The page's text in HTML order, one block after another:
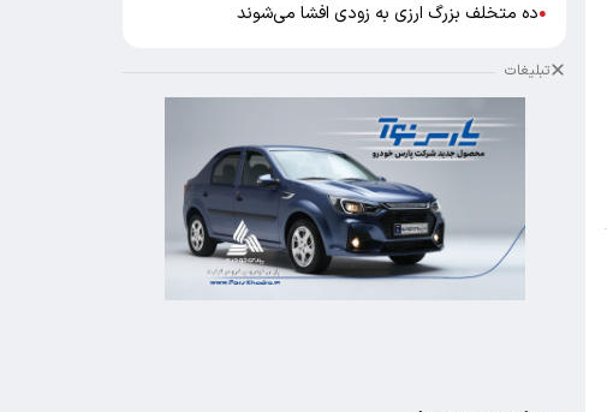
●ده متخلف بزرگ ارزی به زودی افشا می‌شوند
تبلیغات